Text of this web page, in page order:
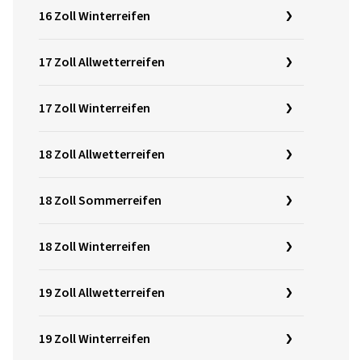
16 Zoll Winterreifen
17 Zoll Allwetterreifen
17 Zoll Winterreifen
18 Zoll Allwetterreifen
18 Zoll Sommerreifen
18 Zoll Winterreifen
19 Zoll Allwetterreifen
19 Zoll Winterreifen